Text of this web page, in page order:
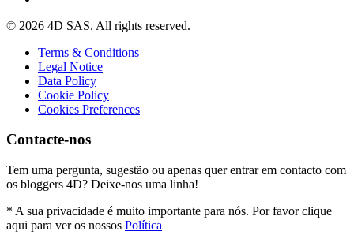
© 2026 4D SAS. All rights reserved.
Terms & Conditions
Legal Notice
Data Policy
Cookie Policy
Cookies Preferences
Contacte-nos
Tem uma pergunta, sugestão ou apenas quer entrar em contacto com
os bloggers 4D? Deixe-nos uma linha!
* A sua privacidade é muito importante para nós. Por favor clique
aqui para ver os nossos Política